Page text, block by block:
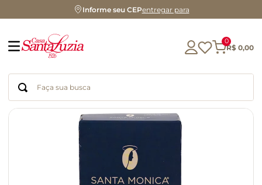
Informe seu CEPentregar para
0
R$ 0,00
Faça sua busca
Termos mais buscados